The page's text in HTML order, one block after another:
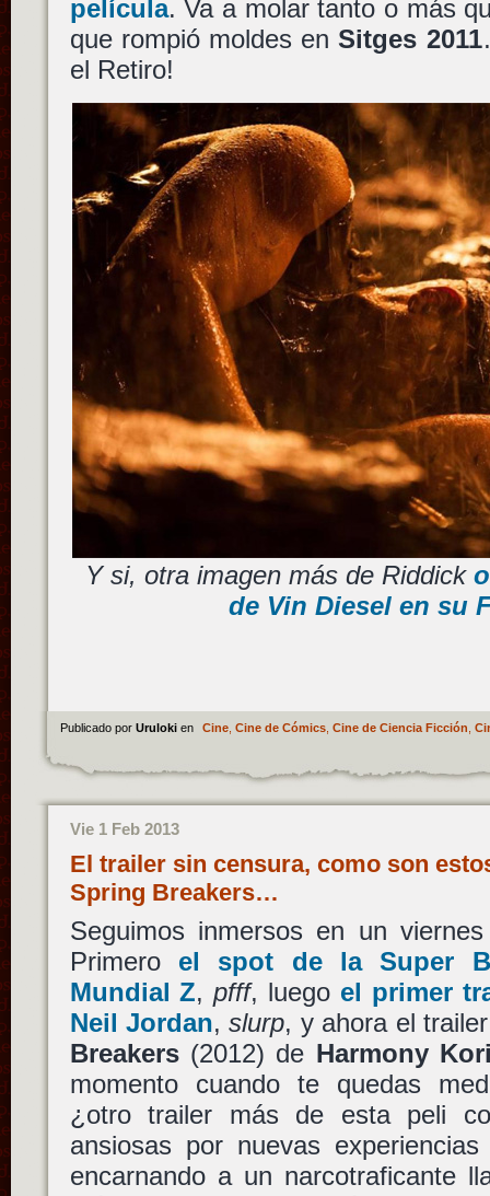
película. Va a molar tanto o más
que rompió moldes enSitges 2011
el Retiro!
Y si, otra imagen más de Riddick
de Vin Diesel en su
Publicado por Uruloki en Cine, Cine de Cómics, Cine de Ciencia Ficción
Vie 1 Feb 2013
El trailer sin censura, como son
Spring Breakers…
Seguimos inmersos en un
Primero el spot de la Super
Mundial Z,pfff, luego el primer
Neil Jordan,slurp, y ahora el
Breakers(2012) de Harmony
momento cuando te quedas
¿otro trailer más de esta peli
ansiosas por nuevas
encarnando a un narcotraficante